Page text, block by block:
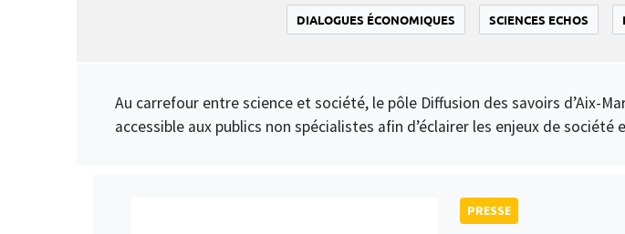
DIALOGUES ÉCONOMIQUES SCIENCES ECHOS
Au carrefour entre science et société, le pôle Diffusion des savoirs d’Aix-
accessible aux publics non spécialistes afin d’éclairer les enjeux de
PRESSE